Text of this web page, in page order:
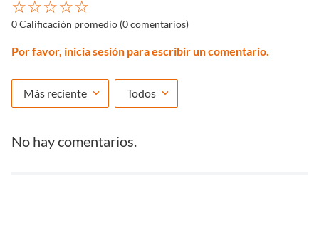
☆☆☆☆☆
0 Calificación promedio (0 comentarios)
Por favor, inicia sesión para escribir un comentario.
Más reciente Todos
No hay comentarios.